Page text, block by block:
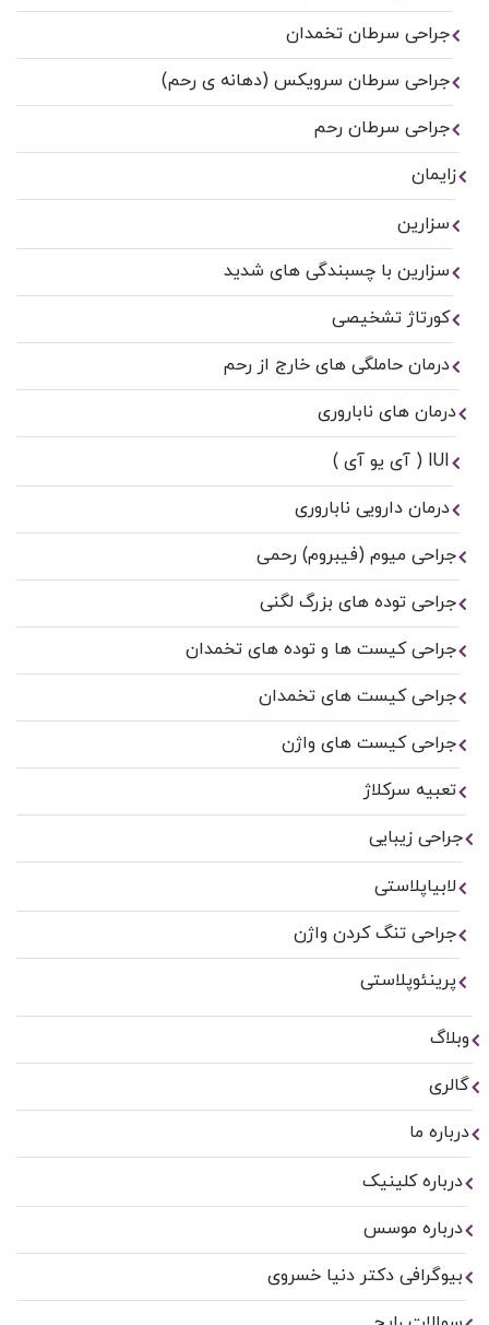
جراحی سرطان تخمدان
جراحی سرطان سرویکس (دهانه ی رحم)
جراحی سرطان رحم
زایمان
سزارین
سزارین با چسبندگی های شدید
کورتاژ تشخیصی
درمان حاملگی های خارج از رحم
درمان های ناباروری
IUI ( آی یو آی )
درمان دارویی ناباروری
جراحی میوم (فیبروم) رحمی
جراحی توده های بزرگ لگنی
جراحی کیست ها و توده های تخمدان
جراحی کیست های تخمدان
جراحی کیست های واژن
تعبیه سرکلاژ
جراحی زیبایی
لابیاپلاستی
جراحی تنگ کردن واژن
پرینئوپلاستی
وبلاگ
گالری
درباره ما
درباره کلینیک
درباره موسس
بیوگرافی دکتر دنیا خسروی